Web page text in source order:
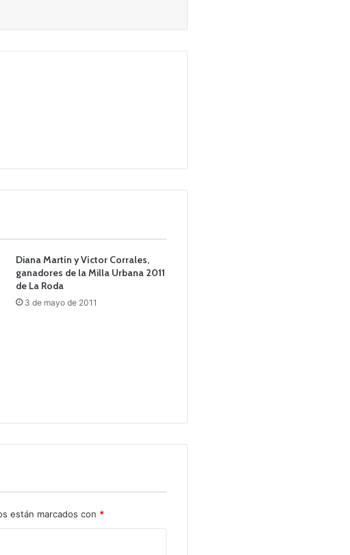
Diana Martín y Víctor Corrales,
ganadores de la Milla Urbana 2011
de La Roda
3 de mayo de 2011
están marcados con *